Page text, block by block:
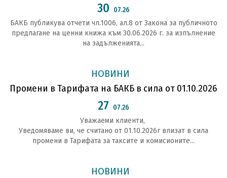
30 07.26
БАКБ публикува отчети чл.1006, ал.8 от Закона за публичното
предлагане на ценни книжа към 30.06.2026 г. за изпълнение
на задълженията...
НОВИНИ
Промени в Тарифата на БАКБ в сила от 01.10.2026
27 07.26
Уважаеми клиенти,
Уведомяваме ви, че считано от 01.10.2026г влизат в сила
промени в Тарифата за таксите и комисионите...
НОВИНИ